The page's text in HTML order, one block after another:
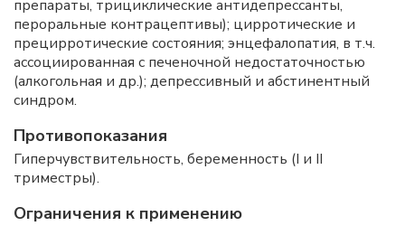
препараты, трициклические антидепрессанты,
пероральные контрацептивы); цирротические и
прецирротические состояния; энцефалопатия, в т.ч.
ассоциированная с печеночной недостаточностью
(алкогольная и др.); депрессивный и абстинентный
синдром.
Противопоказания
Гиперчувствительность, беременность (I и II
триместры).
Ограничения к применению